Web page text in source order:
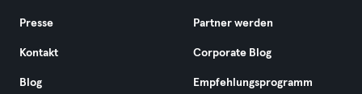
Presse
Kontakt
Blog
Partner werden
Corporate Blog
Empfehlungsprogramm